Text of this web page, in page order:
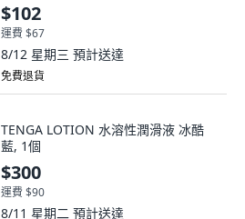
$102
運費 $67
8/12 星期三 預計送達
免費退貨
TENGA LOTION 水溶性潤滑液 冰酷
藍, 1個
$300
運費 $90
8/11 星期二 預計送達